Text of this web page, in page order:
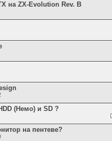
на ZX-Evolution Rev. B
(Немо) и SD ?
на пентеве?